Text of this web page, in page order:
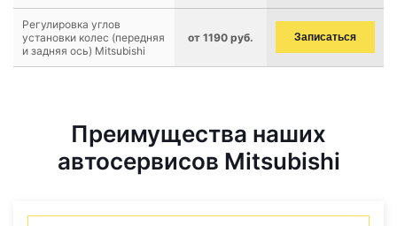
Регулировка углов
установки колес (передняя
и задняя ось) Mitsubishi
от 1190 руб. Записаться
Преимущества наших
автосервисов Mitsubishi